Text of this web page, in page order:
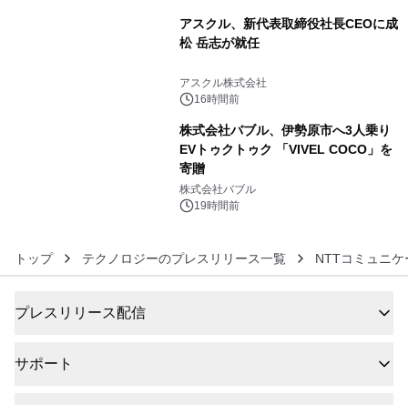
アスクル、新代表取締役社長CEOに成
松 岳志が就任
アスクル株式会社
16時間前
株式会社バブル、伊勢原市へ3人乗り
EVトゥクトゥク 「VIVEL COCO」を
寄贈
株式会社バブル
19時間前
トップ テクノロジーのプレスリリース一覧 NTTコミュニ
プレスリリース配信
サポート